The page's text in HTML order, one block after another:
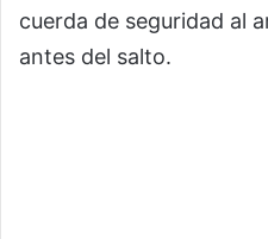
cuerda de seguridad al
antes del salto.